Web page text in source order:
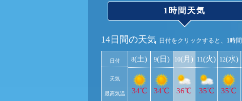
1時間天気
14日間の天気 日付をクリックすると、1時
日付
天気
最高気温
8(土)
34℃
9(日)
34℃
10(月)
36℃
11(火)
35℃
12(水)
35℃